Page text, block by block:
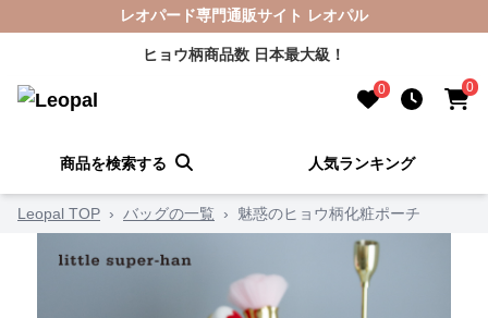
レオパード専門通販サイト レオパル
ヒョウ柄商品数 日本最大級！
0 0
商品を検索する 人気ランキング
Leopal TOP › バッグの一覧 › 魅惑のヒョウ柄化粧ポーチ